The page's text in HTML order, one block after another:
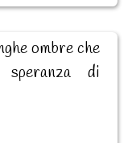
ombre che
di